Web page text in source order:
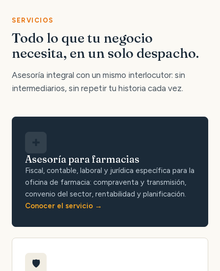
SERVICIOS
Todo lo que tu negocio
necesita, en un solo despacho.
Asesoría integral con un mismo interlocutor: sin
intermediarios, sin repetir tu historia cada vez.
Asesoría para farmacias
Fiscal, contable, laboral y jurídica específica para la
oficina de farmacia: compraventa y transmisión,
convenio del sector, rentabilidad y planificación.
Conocer el servicio
🛡️